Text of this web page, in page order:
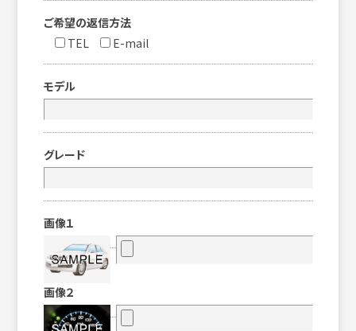
ご希望の返信方法
TEL
E-mail
モデル
グレード
画像１
画像２